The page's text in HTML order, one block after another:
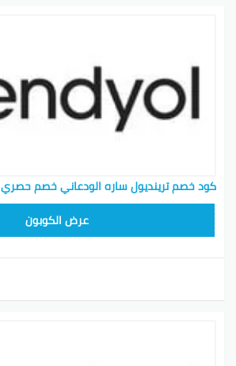
كود خصم ترينديول ساره الودعاني خصم حصري
عرض الكوبون